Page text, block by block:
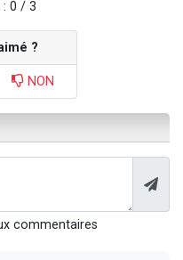
0 / 3
?
NON
commentaires